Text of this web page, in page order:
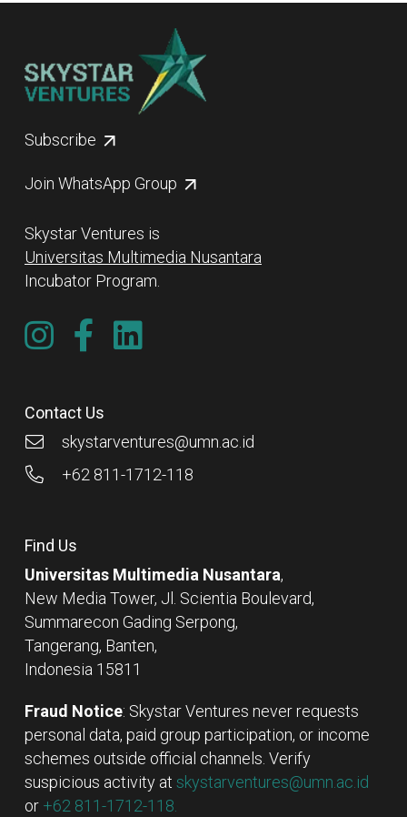
Subscribe
Join WhatsApp Group
Skystar Ventures is
Universitas Multimedia Nusantara
Incubator Program.
Contact Us
skystarventures@umn.ac.id
+62 811-1712-118
Find Us
Universitas Multimedia Nusantara,
New Media Tower, Jl. Scientia Boulevard,
Summarecon Gading Serpong,
Tangerang, Banten,
Indonesia 15811
Fraud Notice: Skystar Ventures never requests
personal data, paid group participation, or income
schemes outside official channels. Verify
suspicious activity at skystarventures@umn.ac.id
or +62 811-1712-118.